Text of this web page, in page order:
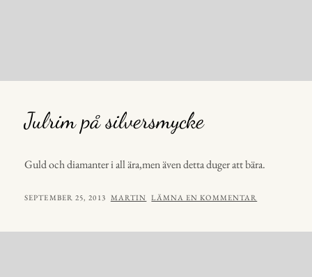
Julrim på silversmycke
Guld och diamanter i all ära,men även detta duger att bära.
PUBLICERAT
SEPTEMBER 25, 2013 AV
MARTIN LÄMNA EN KOMMENTAR